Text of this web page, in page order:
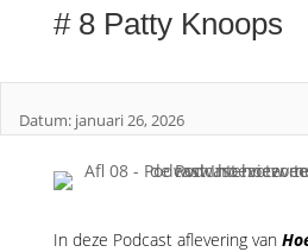
# 8 Patty Knoops
Datum: januari 26, 2026
In deze Podcast aflevering van